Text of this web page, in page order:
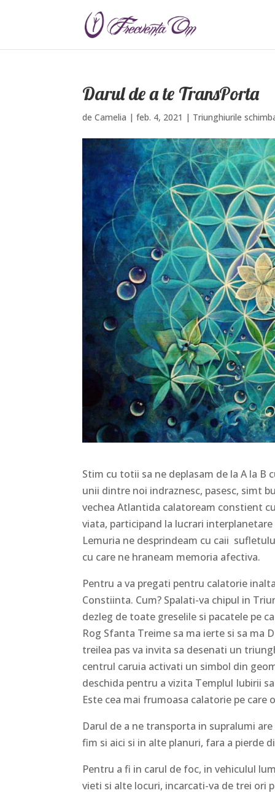
Darul de a te TransPorta
deCamelia |feb. 4, 2021 | Triunghiurile
Stim cu totii sa ne deplasam de la A la
unii dintre noi indraznesc, pasesc, simt
vechea Atlantida calatoream constient
viata, participand la lucrari
Lemuria ne desprindeam cu caii
cu care ne hraneam memoria afectiva.
Pentru a va pregati pentru calatorie
Constiinta. Cum? Spalati-va chipul in
dezleg de toate greselile si pacatele pe
Rog Sfanta Treime sa ma ierte si sa ma
treilea pas va invita sa desenati un
centrul caruia activati un simbol din
deschida pentru a vizita Templul Iubirii
Este cea mai frumoasa calatorie pe care
Darul de a ne transporta in supralumi
fim si aici si in alte planuri, fara a pierde
Pentru a fi in carul de foc, in vehiculul
vieti si alte locuri, incarcati-va de trei ori